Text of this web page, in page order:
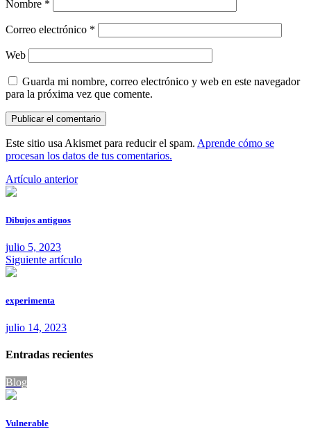
Nombre *
Correo electrónico *
Web
Guarda mi nombre, correo electrónico y web en este navegador
para la próxima vez que comente.
Este sitio usa Akismet para reducir el spam. Aprende cómo se
procesan los datos de tus comentarios.
Artículo anterior
Dibujos antiguos
julio 5, 2023
Siguiente artículo
experimenta
julio 14, 2023
Entradas recientes
Blog
Vulnerable